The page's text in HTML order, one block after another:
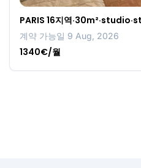
PARIS 16지역
계약 가능일 9 Aug, 2026
1340€/월